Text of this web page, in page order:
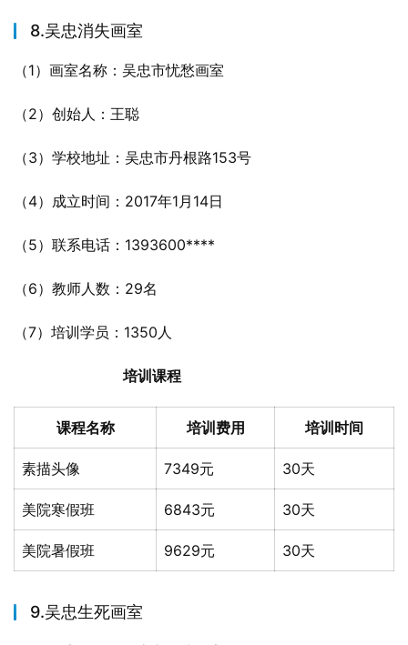
8.吴忠消失画室
（1）画室名称：吴忠市忧愁画室
（2）创始人：王聪
（3）学校地址：吴忠市丹根路153号
（4）成立时间：2017年1月14日
（5）联系电话：1393600****
（6）教师人数：29名
（7）培训学员：1350人
培训课程
课程名称 培训费用 培训时间
素描头像 7349元 30天
美院寒假班 6843元 30天
美院暑假班 9629元 30天
9.吴忠生死画室